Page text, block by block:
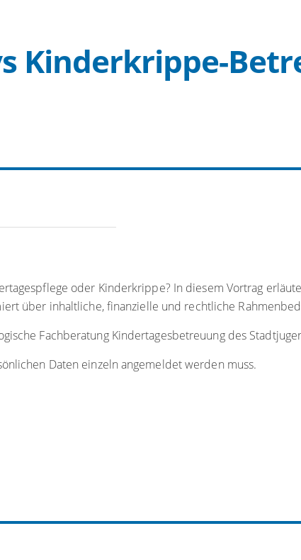
Kinderkrippe-
oder Kinderkrippe? In diesem Vortrag
über inhaltliche, finanzielle und rechtliche
Fachberatung Kindertagesbetreuung des
Daten einzeln angemeldet werden muss.